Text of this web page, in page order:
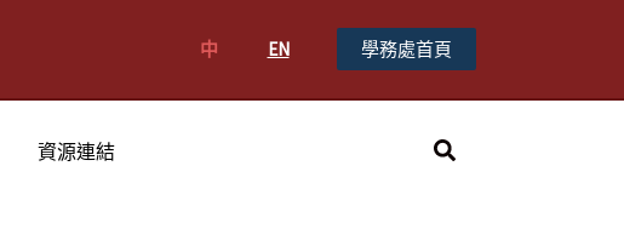
中 EN 學務處首頁
資源連結
搜